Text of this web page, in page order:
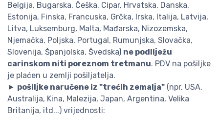
Belgija, Bugarska, Češka, Cipar, Hrvatska, Danska,
Estonija, Finska, Francuska, Grčka, Irska, Italija, Latvija,
Litva, Luksemburg, Malta, Mađarska, Nizozemska,
Njemačka, Poljska, Portugal, Rumunjska, Slovačka,
Slovenija, Španjolska, Švedska) ne podliježu
carinskom niti poreznom tretmanu. PDV na pošiljke
je plaćen u zemlji pošiljatelja.
► pošiljke naručene iz "trećih zemalja" (npr, USA,
Australija, Kina, Malezija, Japan, Argentina, Velika
Britanija, itd...) vrijednosti: